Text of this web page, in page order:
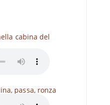
cabina del
passa, ronza